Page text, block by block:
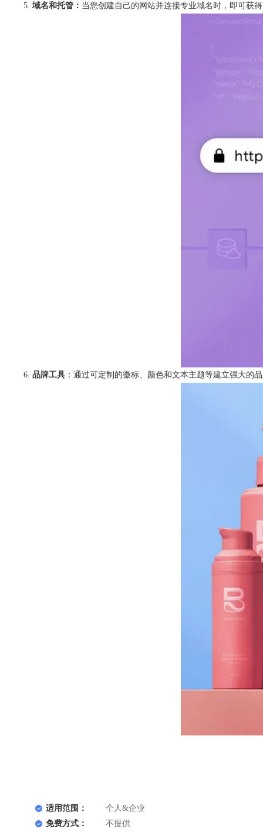
域名和托管： 当您创建自己的网站并连接专业域名时，即可获
品牌工具 ：通过可定制的徽标、颜色和文本主题等建立强大的
适用范围：
个人&企业
免费方式：
不提供